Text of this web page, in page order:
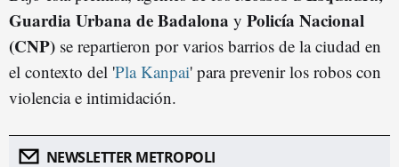
Guardia Urbana de Badalona y Policía Nacional
(CNP) se repartieron por varios barrios de la ciudad en
el contexto del 'Pla Kanpai' para prevenir los robos con
violencia e intimidación.
NEWSLETTER METROPOLI